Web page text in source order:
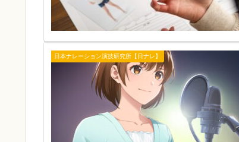
日本ナレーション演技研究所【日ナレ】